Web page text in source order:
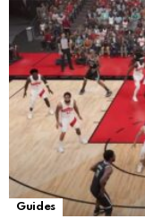
Guides